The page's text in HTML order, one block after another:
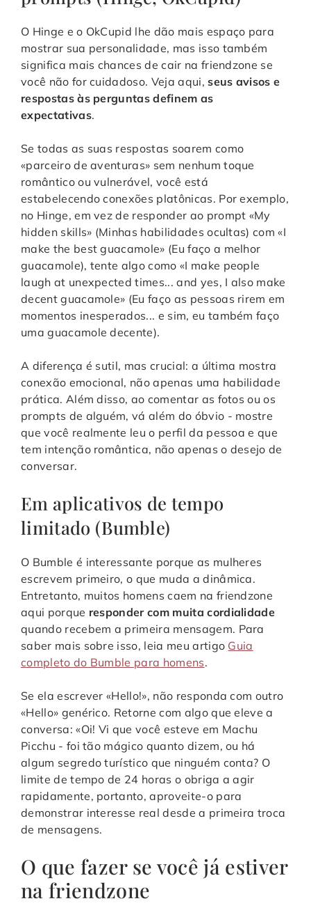
O Hinge e o OkCupid lhe dão mais espaço para
mostrar sua personalidade, mas isso também
significa mais chances de cair na friendzone se
você não for cuidadoso. Veja aqui,seus avisos e
respostas às perguntas definem as
expectativas.
Se todas as suas respostas soarem como
«parceiro de aventuras» sem nenhum toque
romântico ou vulnerável, você está
estabelecendo conexões platônicas. Por exemplo,
no Hinge, em vez de responder ao prompt «My
hidden skills» (Minhas habilidades ocultas) com «I
make the best guacamole» (Eu faço a melhor
guacamole), tente algo como «I make people
laugh at unexpected times... and yes, I also make
decent guacamole» (Eu faço as pessoas rirem em
momentos inesperados... e sim, eu também faço
uma guacamole decente).
A diferença é sutil, mas crucial: a última mostra
conexão emocional, não apenas uma habilidade
prática. Além disso, ao comentar as fotos ou os
prompts de alguém, vá além do óbvio - mostre
que você realmente leu o perfil da pessoa e que
tem intenção romântica, não apenas o desejo de
conversar.
Em aplicativos de tempo
limitado (Bumble)
O Bumble é interessante porque as mulheres
escrevem primeiro, o que muda a dinâmica.
Entretanto, muitos homens caem na friendzone
aqui porque responder com muita cordialidade
quando recebem a primeira mensagem. Para
saber mais sobre isso, leia meu artigo Guia
completo do Bumble para homens.
Se ela escrever «Hello!», não responda com outro
«Hello» genérico. Retorne com algo que eleve a
conversa: «Oi! Vi que você esteve em Machu
Picchu - foi tão mágico quanto dizem, ou há
algum segredo turístico que ninguém conta? O
limite de tempo de 24 horas o obriga a agir
rapidamente, portanto, aproveite-o para
demonstrar interesse real desde a primeira troca
de mensagens.
O que fazer se você já estiver
na friendzone